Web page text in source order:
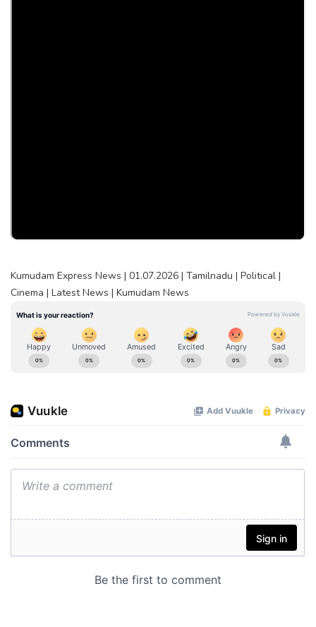
Kumudam Express News | 01.07.2026 | Tamilnadu | Political |
Cinema | Latest News | Kumudam News